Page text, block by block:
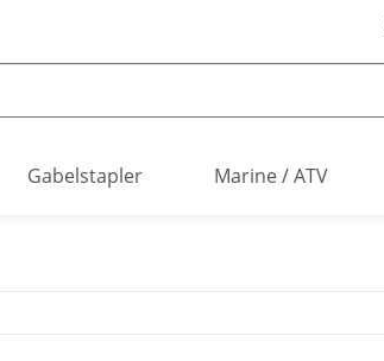
Gabelstapler Marine / ATV